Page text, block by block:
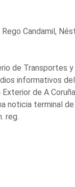
Candamil,
de Transportes
informativos
de A
noticia terminal
reg.